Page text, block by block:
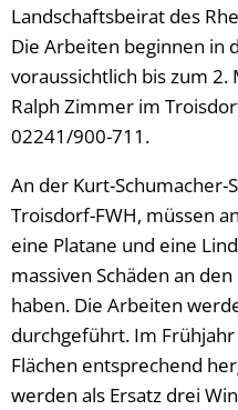
Landschaftsbeirat des
Die Arbeiten beginnen in
voraussichtlich bis zum
Ralph Zimmer im
02241/900-711.
An der Kurt-Schumacher-
Troisdorf-FWH, müssen
eine Platane und eine
massiven Schäden an
haben. Die Arbeiten
durchgeführt. Im
Flächen entsprechend
werden als Ersatz drei